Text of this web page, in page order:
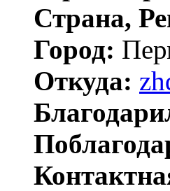
Страна,
Город:
Откуда: